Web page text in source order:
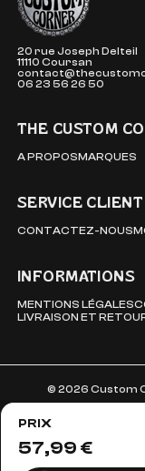
PRIX
57,99 €
20 rue Joseph Delteil
11110 Coursan
06 23 56 26 50
THE CUSTOM
A PROPOSMARQUES
SERVICE CLIENT
CONTACTEZ-NOUS
INFORMATIONS
MENTIONS LÉGALES
LIVRAISON ET
© 2026 Custom